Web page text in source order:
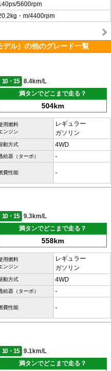
5600rpm
・m/4400rpm
ル）の他のグレード一覧
10・15
8.4km/L
満タンでどこまで走る？
504km
用燃料
ンジン
レギュラー
ガソリン
動方式 4WD
給器（ターボ） -
費性能 -
10・15
9.3km/L
満タンでどこまで走る？
558km
用燃料
ンジン
レギュラー
ガソリン
動方式 4WD
給器（ターボ） -
費性能 -
10・15
9.1km/L
満タンでどこまで走る？